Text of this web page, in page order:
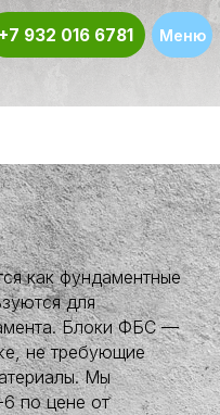
как фундаментные
для
Блоки ФБС —
не требующие
Мы
по цене от